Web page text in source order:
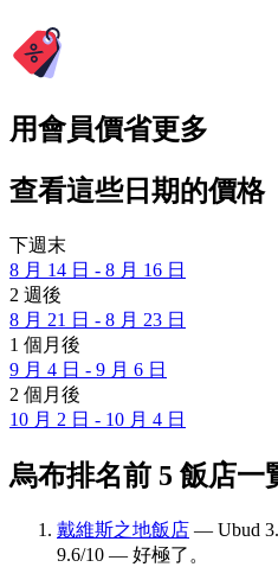
用會員價省更多
查看這些日期的價格
下週末
8 月 14 日 - 8 月 16 日
2 週後
8 月 21 日 - 8 月 23 日
1 個月後
9 月 4 日 - 9 月 6 日
2 個月後
10 月 2 日 - 10 月 4 日
烏布排名前 5 飯店一
戴維斯之地飯店 — Ubud
9.6/10 — 好極了。